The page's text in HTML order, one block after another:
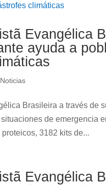
Evangélica
ayuda a
Noticias
Brasileira a través de
de emergencia
3182 kits de...
Evangélica